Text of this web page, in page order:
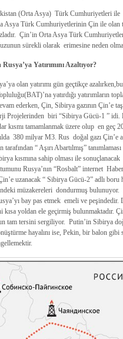
(Orta Asya) Türk Cumhuriyetleri ile
Asya Türk Cumhuriyetlerinin Çin ile olan
Çin’in Orta Asya Türk
sürekli olarak erimesine neden
Yatırımını Azaltıyor?
olan yatırımı gün geçtikçe
yatırdığı yatırımların
ederken, Çin, Sibirya gazının Çin’e
Projelerinden biri “Sibirya Gücü-1 ” idi.
kısmı tamamlanmak üzere olup en
380 milyar M3. Rus doğal gazı Çin’e
tarafından “ Aşırı Abartılmış”
kısmına sahip olması ile
Rusya’nın “Rosbalt” internet
uzanacak “ Sibirya Gücü-2” adlı
müzakereleri dondurmuş
bay pas etmek emeli ve
kısa yoldan ele geçirmiş bulunmaktadır.
tam tersini sergiliyor. Putin’in Sibirya
hayalını ise, Pekin, bir balon